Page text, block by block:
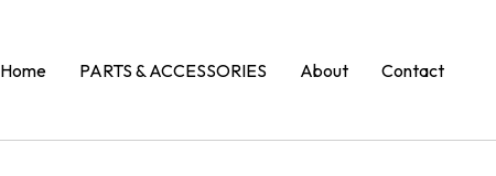
Home PARTS & ACCESSORIES About Contact